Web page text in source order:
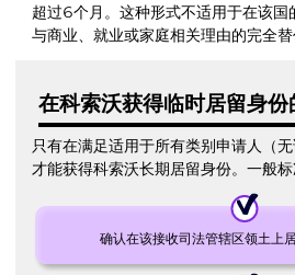
超过6个月。这种形式不适用于在该国
与商业、就业或家庭相关理由的完全替
在科索沃获得临时居留身
只有在满足适用于所有类别申请人（
才能获得科索沃长期居留身份。一般标
确认在该接收司法管辖区领土上